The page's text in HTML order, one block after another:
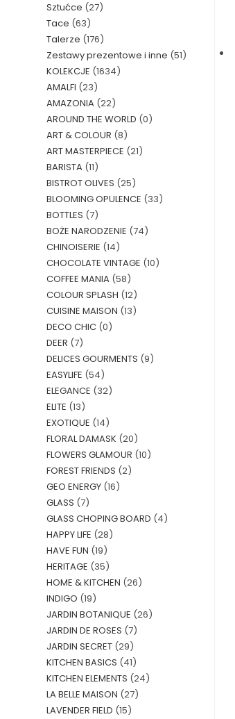
Sztućce (27)
Tace (63)
Talerze (176)
Zestawy prezentowe i inne (51)
KOLEKCJE (1634)
AMALFI (23)
AMAZONIA (22)
AROUND THE WORLD (0)
ART & COLOUR (8)
ART MASTERPIECE (21)
BARISTA (11)
BISTROT OLIVES (25)
BLOOMING OPULENCE (33)
BOTTLES (7)
BOŻE NARODZENIE (74)
CHINOISERIE (14)
CHOCOLATE VINTAGE (10)
COFFEE MANIA (58)
COLOUR SPLASH (12)
CUISINE MAISON (13)
DECO CHIC (0)
DEER (7)
DELICES GOURMENTS (9)
EASYLIFE (54)
ELEGANCE (32)
ELITE (13)
EXOTIQUE (14)
FLORAL DAMASK (20)
FLOWERS GLAMOUR (10)
FOREST FRIENDS (2)
GEO ENERGY (16)
GLASS (7)
GLASS CHOPING BOARD (4)
HAPPY LIFE (28)
HAVE FUN (19)
HERITAGE (35)
HOME & KITCHEN (26)
INDIGO (19)
JARDIN BOTANIQUE (26)
JARDIN DE ROSES (7)
JARDIN SECRET (29)
KITCHEN BASICS (41)
KITCHEN ELEMENTS (24)
LA BELLE MAISON (27)
LAVENDER FIELD (15)